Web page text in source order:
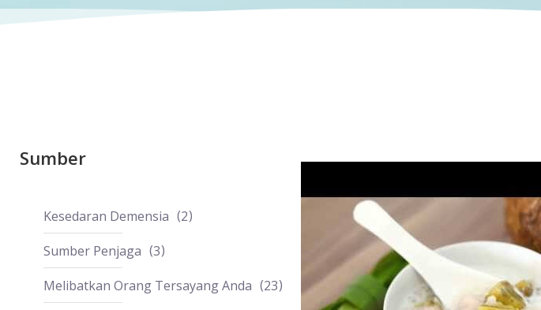
Sumber
Kesedaran Demensia
2
Sumber Penjaga
3
Melibatkan Orang Tersayang Anda
23